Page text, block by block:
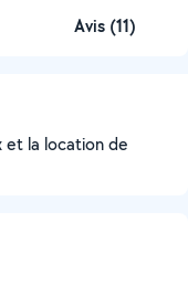
Avis (11)
et la location de